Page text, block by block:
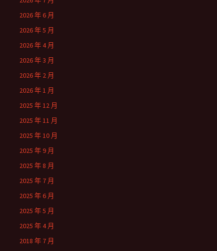
2026 年 6 月
2026 年 5 月
2026 年 4 月
2026 年 3 月
2026 年 2 月
2026 年 1 月
2025 年 12 月
2025 年 11 月
2025 年 10 月
2025 年 9 月
2025 年 8 月
2025 年 7 月
2025 年 6 月
2025 年 5 月
2025 年 4 月
2018 年 7 月